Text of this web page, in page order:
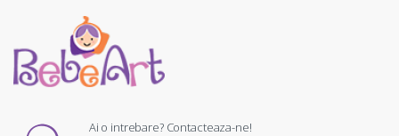
Ai o intrebare? Contacteaza-ne!